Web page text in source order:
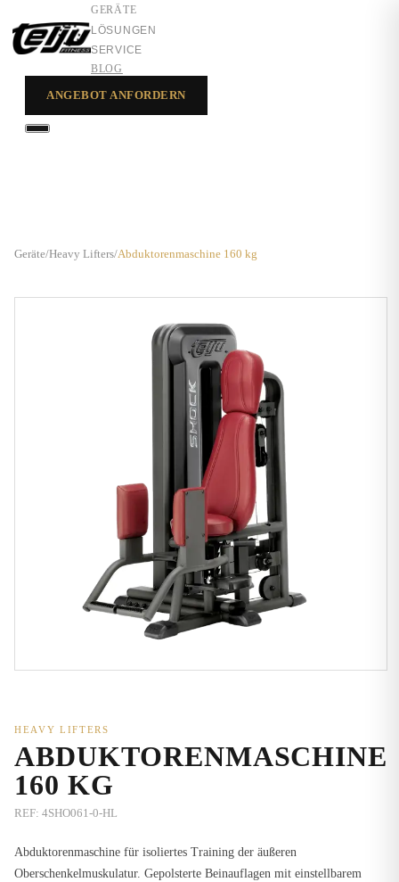
GERÄTE
LÖSUNGEN
SERVICE
BLOG
ANGEBOT ANFORDERN
Geräte/Heavy Lifters/Abduktorenmaschine 160 kg
HEAVY LIFTERS
ABDUKTORENMASCHINE
160 KG
REF: 4SHO061-0-HL
Abduktorenmaschine für isoliertes Training der äußeren
Oberschenkelmuskulatur. Gepolsterte Beinauflagen mit einstellbarem